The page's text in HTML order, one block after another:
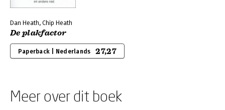
Dan Heath, Chip Heath
De plakfactor
Paperback | Nederlands 27,27
Meer over dit boek